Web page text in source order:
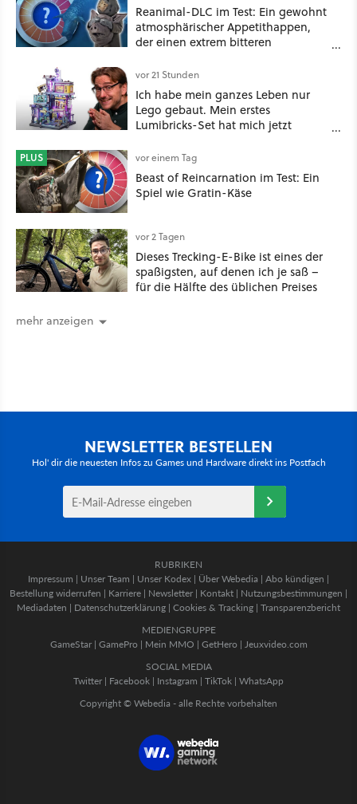
Reanimal-DLC im Test: Ein gewohnt
atmosphärischer Appetithappen,
der einen extrem bitteren
vor 21 Stunden
Ich habe mein ganzes Leben nur
Lego gebaut. Mein erstes
Lumibricks-Set hat mich jetzt
Stack im Test
PLUS vor einem Tag
Beast of Reincarnation im Test: Ein
Spiel wie Gratin-Käse
vor 2 Tagen
Dieses Trecking-E-Bike ist eines der
spaßigsten, auf denen ich je saß –
für die Hälfte des üblichen Preises
mehr anzeigen
NEWSLETTER BESTELLEN
Hol' dir die neuesten Infos zu Games und Hardware direkt ins Postfach
RUBRIKEN
Impressum | Unser Team | Unser Kodex | Über Webedia | Abo kündigen |
Bestellung widerrufen | Karriere | Newsletter | Kontakt | Nutzungsbestimmungen |
Mediadaten | Datenschutzerklärung | Cookies & Tracking | Transparenzbericht
MEDIENGRUPPE
GameStar| GamePro | Mein MMO | GetHero | Jeuxvideo.com
SOCIAL MEDIA
Twitter | Facebook | Instagram | TikTok | WhatsApp
Copyright © Webedia - alle Rechte vorbehalten